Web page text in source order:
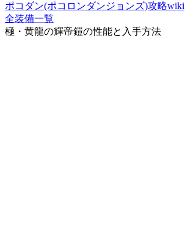
ポコダン(ポコロンダンジョンズ)攻略wiki
全装備一覧
極・黄龍の輝帝鎧の性能と入手方法